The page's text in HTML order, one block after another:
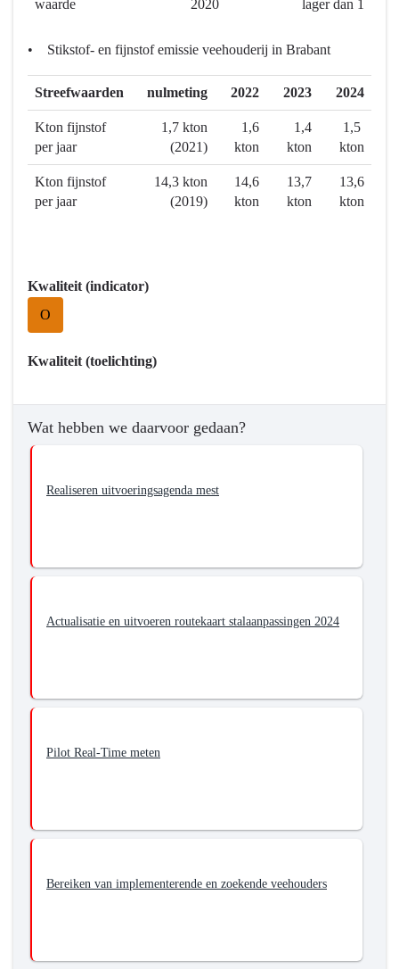
hebben
bereikt?hebben
we
bereikt?
meest
duurzaam
waarde
2020
lager dan 1
• Stikstof- en fijnstof emissie veehouderij in Brabant
Streefwaarden nulmeting 2022 2023 2024
Kton fijnstof
per jaar
1,7 kton
(2021)
1,6
kton
1,4
kton
1,5
kton
Kton fijnstof
per jaar
14,3 kton
(2019)
14,6
kton
13,7
kton
13,6
kton
Kwaliteit (indicator)
O
Kwaliteit (toelichting)
Wat hebben we daarvoor gedaan?
Realiseren uitvoeringsagenda mest
Actualisatie en uitvoeren routekaart stalaanpassingen 2024
Pilot Real-Time meten
Bereiken van implementerende en zoekende veehouders